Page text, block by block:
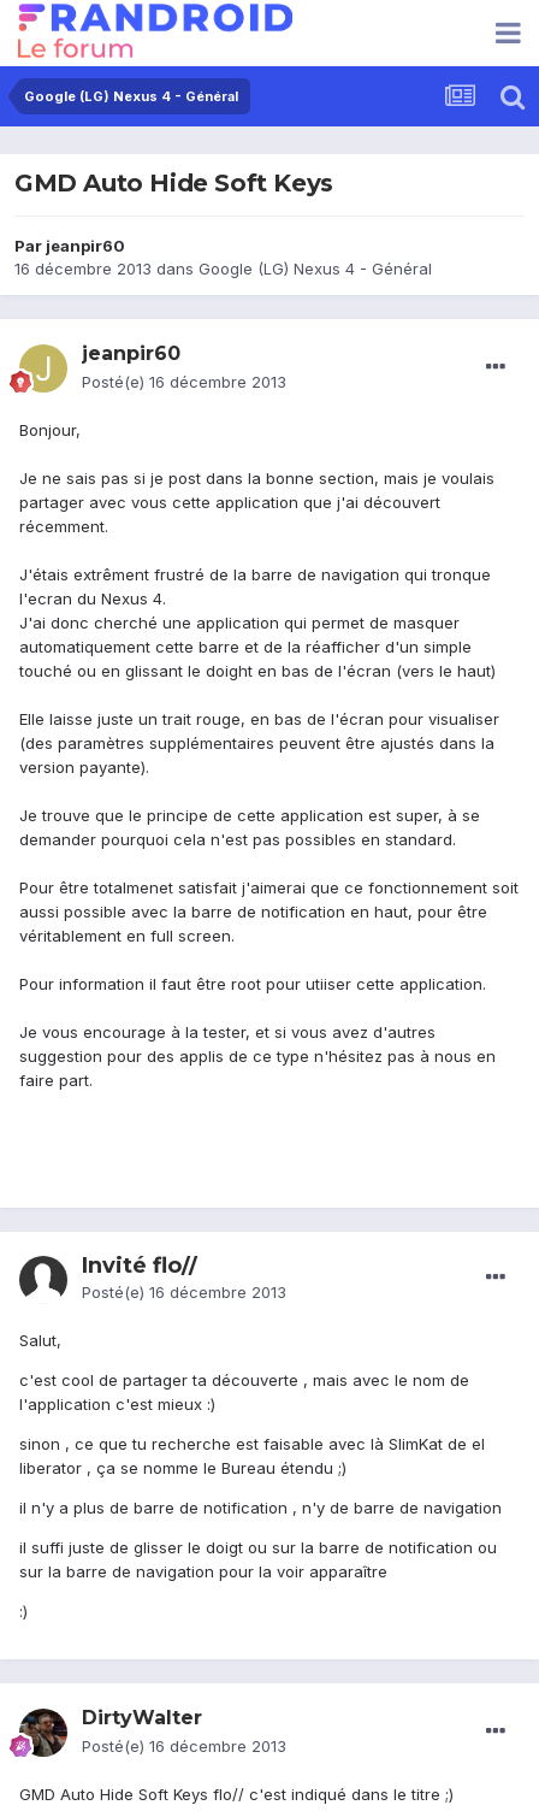
Google (LG) Nexus 4 - Général
GMD Auto Hide Soft Keys
Par jeanpir60
16 décembre 2013 dans Google (LG) Nexus 4 - Général
jeanpir60
Posté(e) 16 décembre 2013
Bonjour,
Je ne sais pas si je post dans la bonne section, mais je voulais
partager avec vous cette application que j'ai découvert
récemment.
J'étais extrêment frustré de la barre de navigation qui tronque
l'ecran du Nexus 4.
J'ai donc cherché une application qui permet de masquer
automatiquement cette barre et de la réafficher d'un simple
touché ou en glissant le doight en bas de l'écran (vers le haut)
Elle laisse juste un trait rouge, en bas de l'écran pour visualiser
(des paramètres supplémentaires peuvent être ajustés dans la
version payante).
Je trouve que le principe de cette application est super, à se
demander pourquoi cela n'est pas possibles en standard.
Pour être totalmenet satisfait j'aimerai que ce fonctionnement soit
aussi possible avec la barre de notification en haut, pour être
véritablement en full screen.
Pour information il faut être root pour utiiser cette application.
Je vous encourage à la tester, et si vous avez d'autres
suggestion pour des applis de ce type n'hésitez pas à nous en
faire part.
Invité flo//
Posté(e) 16 décembre 2013
Salut,
c'est cool de partager ta découverte , mais avec le nom de
l'application c'est mieux :)
sinon , ce que tu recherche est faisable avec là SlimKat de el
liberator , ça se nomme le Bureau étendu ;)
il n'y a plus de barre de notification , n'y de barre de navigation
il suffi juste de glisser le doigt ou sur la barre de notification ou
sur la barre de navigation pour la voir apparaître
:)
DirtyWalter
Posté(e) 16 décembre 2013
GMD Auto Hide Soft Keys flo// c'est indiqué dans le titre ;)